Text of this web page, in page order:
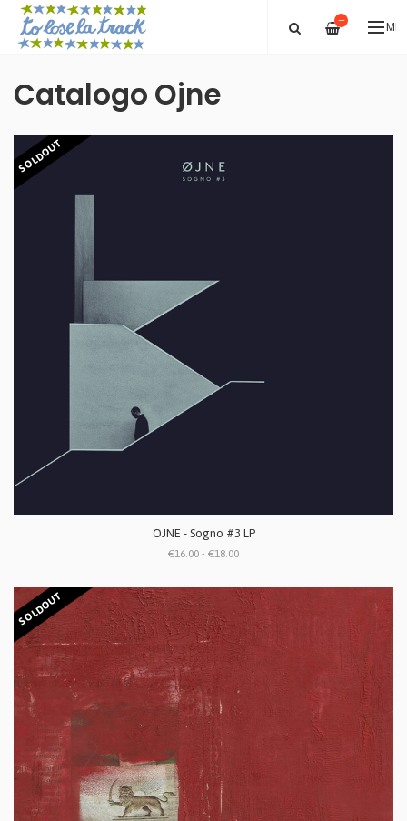
—
Catalogo Ojne
SOLDOUT
OJNE - Sogno #3 LP
€16.00 - €18.00
SOLDOUT